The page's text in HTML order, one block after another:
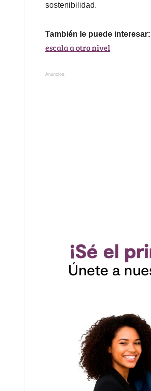
sostenibilidad.
También le puede interesar:
escala a otro nivel
Anuncios.